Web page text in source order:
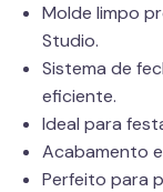
Molde limpo
Studio.
Sistema de
eficiente.
Ideal para
Acabamento
Perfeito para